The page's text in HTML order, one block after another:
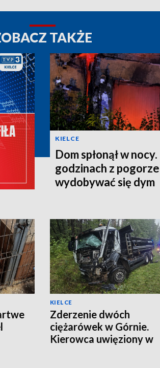
TAKŻE
KIELCE
Dom spłonął w
godzinach z
wydobywać się dym
KIELCE
Zderzenie dwóch
ciężarówek w Górnie.
Kierowca uwięziony w